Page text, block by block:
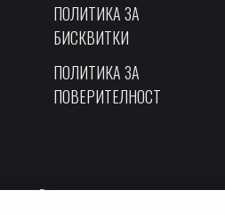
ПОЛИТИКА ЗА
БИСКВИТКИ
ПОЛИТИКА ЗА
ПОВЕРИТЕЛНОСТ
Реклама: